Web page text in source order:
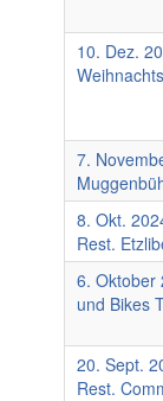
10. Dez.
7.
8. Okt.
Rest.
6. Oktober
und Bikes
20. Sept.
Rest.